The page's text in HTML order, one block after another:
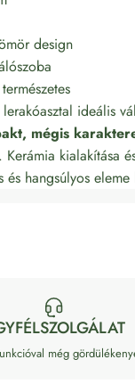
design
ideális
mégis
Kerámia kialakítása
és hangsúlyos
még